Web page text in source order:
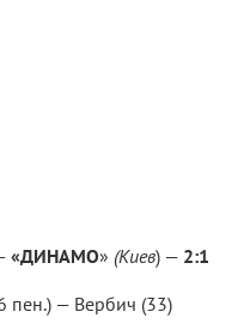
«ДИНАМО» (Киев) — 2:1
пен.) — Вербич (33)